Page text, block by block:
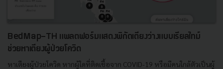
BedMap-TH แพลตฟอร์มแสดงพิกัดเตียงว่างแบบเรียลไทม์
ช่วยหาเตียงผู้ป่วยโควิด
หาเตียงผู้ป่วยโควิด หากผู้ใดที่ติดเชื้อจาก COVID-19 หรือมีคนใกล้ตัวเป็นผู้